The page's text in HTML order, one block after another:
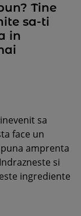
Tine
sa-ti
in
sa
face un
amprenta
si
ingrediente